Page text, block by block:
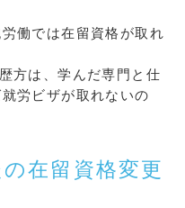
働では在留資格が取れ
方は、学んだ専門と仕
労ビザが取れないの
在留資格変更